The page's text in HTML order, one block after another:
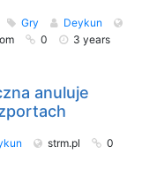
Gry
Deykun
0
3 years
anuluje
strm.pl
0